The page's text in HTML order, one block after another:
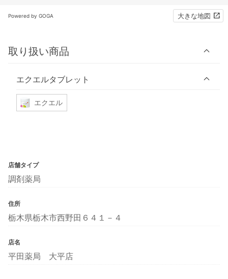
Powered by GOGA 大きな地図
取り扱い商品
エクエルタブレット
エクエル
店舗タイプ
調剤薬局
住所
栃木県栃木市西野田６４１－４
店名
平田薬局 大平店